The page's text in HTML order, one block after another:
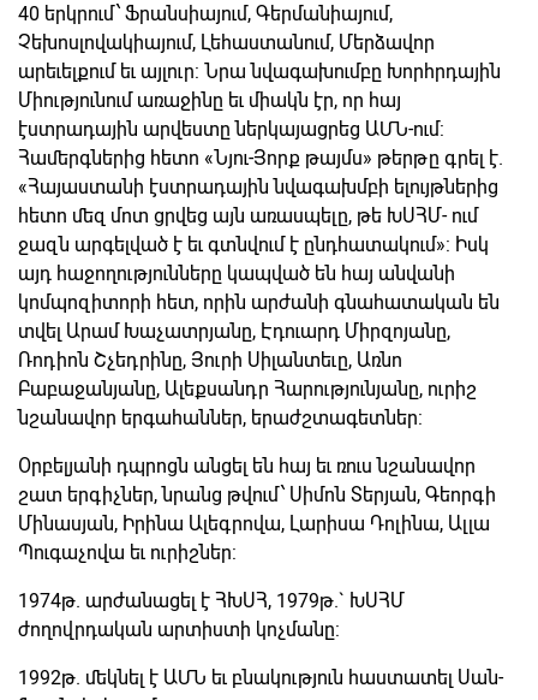
40 երկրում՝ Ֆրանսիայում, Գերմանիայում,
Չեխոսլովակիայում, Լեհաստանում, Մերձավոր
արեւելքում եւ այլուր: Նրա նվագախումբը Խորհրդային
Միությունում առաջինը եւ միակն էր, որ հայ
էստրադային արվեստը ներկայացրեց ԱՄՆ-ում:
Համերգներից հետո «Նյու-Յորք թայմս» թերթը գրել է.
«Հայաստանի էստրադային նվագախմբի ելույթներից
հետո մեզ մոտ ցրվեց այն առասպելը, թե ԽՍՀՄ- ում
ջազն արգելված է եւ գտնվում է ընդհատակում»: Իսկ
այդ հաջողությունները կապված են հայ անվանի
կոմպոզիտորի հետ, որին արժանի գնահատական են
տվել Արամ Խաչատրյանը, Էդուարդ Միրզոյանը,
Ռոդիոն Շչեդրինը, Յուրի Սիլանտեւը, Առնո
Բաբաջանյանը, Ալեքսանդր Հարությունյանը, ուրիշ
նշանավոր երգահաններ, երաժշտագետներ:
Օրբելյանի դպրոցն անցել են հայ եւ ռուս նշանավոր
շատ երգիչներ, նրանց թվում՝ Սիմոն Տերյան, Գեորգի
Մինասյան, Իրինա Ալեգրովա, Լարիսա Դոլինա, Ալլա
Պուգաչովա եւ ուրիշներ:
1974թ. արժանացել է ՀԽՍՀ, 1979թ.` ԽՍՀՄ
ժողովրդական արտիստի կոչմանը:
1992թ. մեկնել է ԱՄՆ եւ բնակություն հաստատել Սան-